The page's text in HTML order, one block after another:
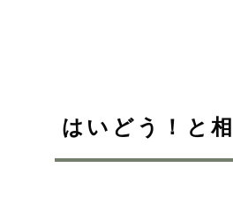
はいどう！と